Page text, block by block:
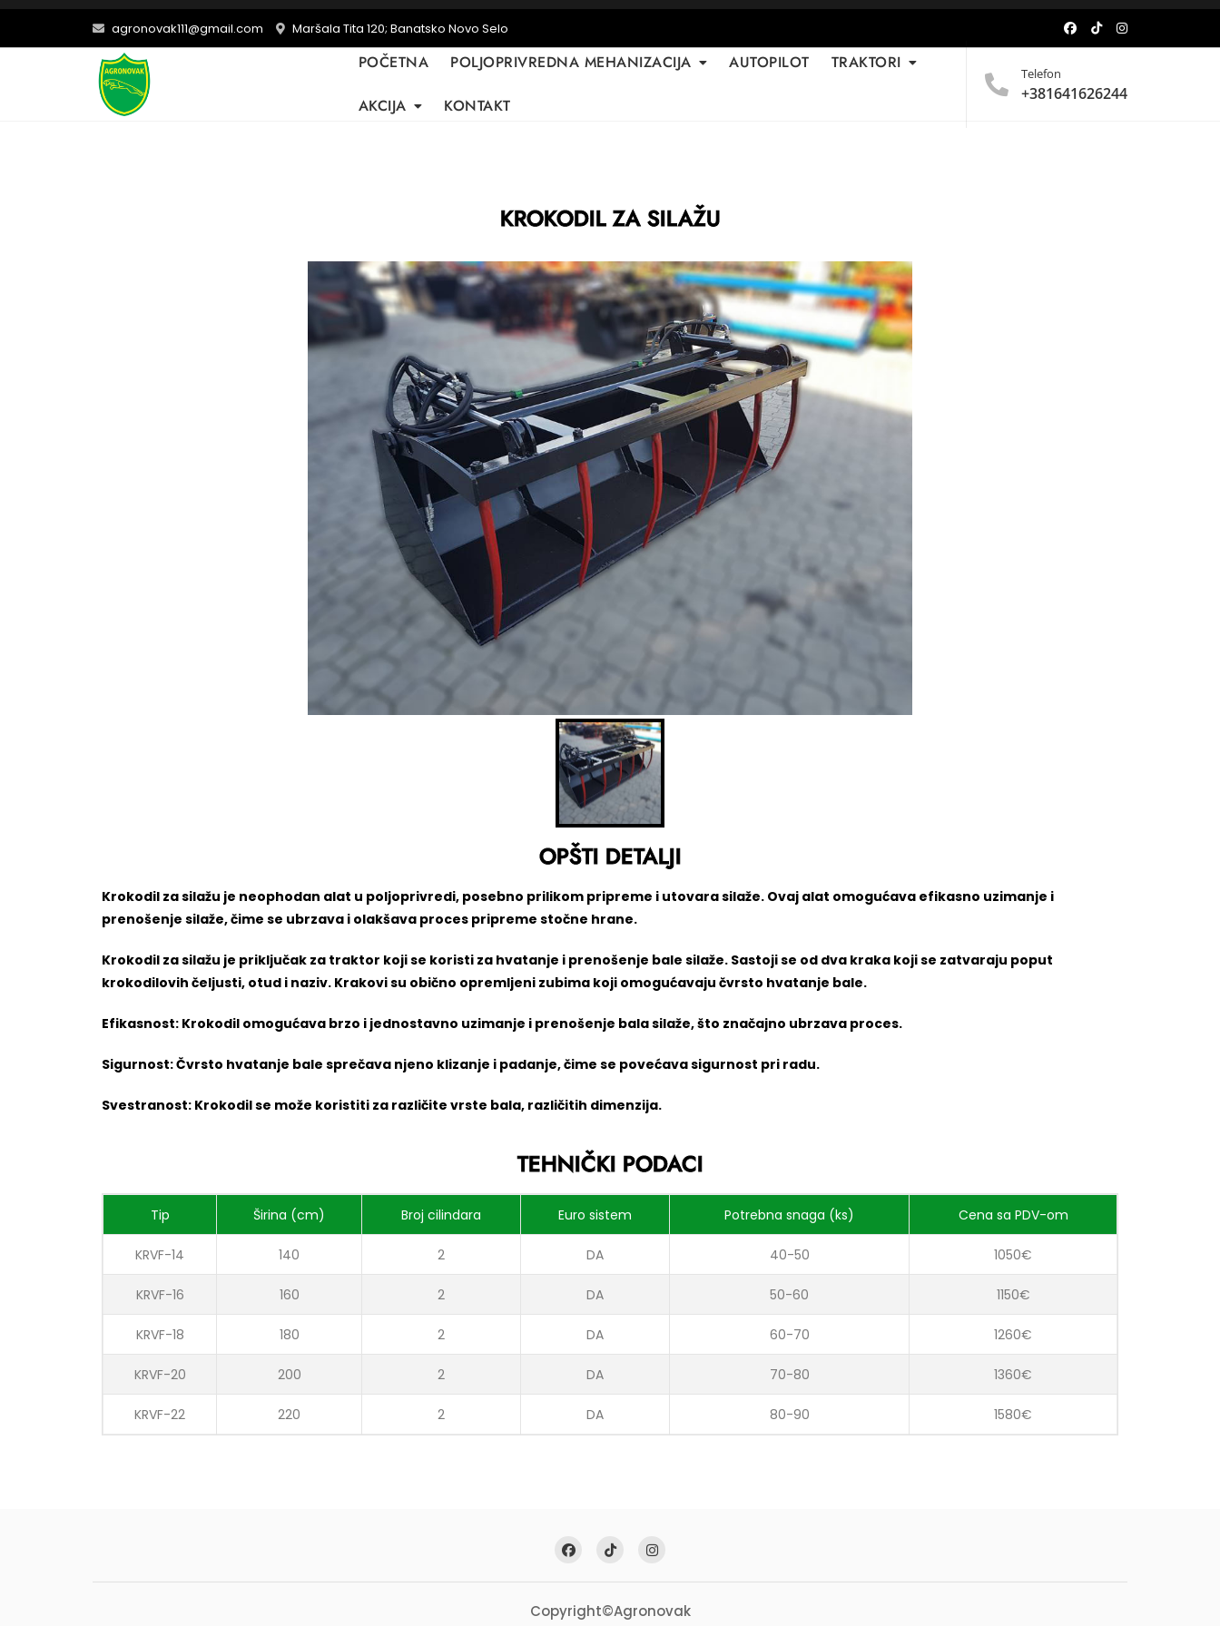
agronovak111@gmail.com Maršala Tita 120; Banatsko Novo Selo
POČETNA POLJOPRIVREDNA MEHANIZACIJA AUTOPILOT TRAKTORI
AKCIJA KONTAKT
Telefon
+381641626244
KROKODIL ZA SILAŽU
OPŠTI DETALJI
Krokodil za silažu je neophodan alat u poljoprivredi, posebno prilikom pripreme i utovara silaže. Ovaj alat omogućava efikasno uzimanje i
prenošenje silaže, čime se ubrzava i olakšava proces pripreme stočne hrane.
Krokodil za silažu je priključak za traktor koji se koristi za hvatanje i prenošenje bale silaže. Sastoji se od dva kraka koji se zatvaraju poput
krokodilovih čeljusti, otud i naziv. Krakovi su obično opremljeni zubima koji omogućavaju čvrsto hvatanje bale.
Efikasnost: Krokodil omogućava brzo i jednostavno uzimanje i prenošenje bala silaže, što značajno ubrzava proces.
Sigurnost: Čvrsto hvatanje bale sprečava njeno klizanje i padanje, čime se povećava sigurnost pri radu.
Svestranost: Krokodil se može koristiti za različite vrste bala, različitih dimenzija.
TEHNIČKI PODACI
Tip Širina (cm) Broj cilindara Euro sistem Potrebna snaga (ks) Cena sa PDV-om
KRVF-14 140 2 DA 40-50 1050€
KRVF-16 160 2 DA 50-60 1150€
KRVF-18 180 2 DA 60-70 1260€
KRVF-20 200 2 DA 70-80 1360€
KRVF-22 220 2 DA 80-90 1580€
Copyright©Agronovak